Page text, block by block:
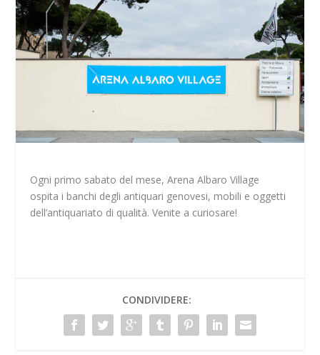
Ogni primo sabato del mese, Arena Albaro Village
ospita i banchi degli antiquari genovesi, mobili e oggetti
dell’antiquariato di qualità. Venite a curiosare!
CONDIVIDERE: